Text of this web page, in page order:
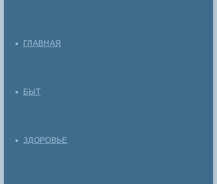
ГЛАВНАЯ
БЫТ
ЗДОРОВЬЕ